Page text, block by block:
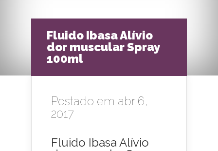
Fluido Ibasa Alívio
dor muscular Spray
100ml
Postado em abr 6,
2017
Fluido Ibasa Alívio